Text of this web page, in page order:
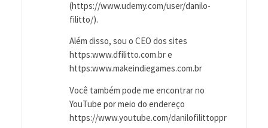
(https://www.udemy.com/user/danilo-
filitto/).
Além disso, sou o CEO dos sites
https:www.dfilitto.com.br e
https:www.makeindiegames.com.br
Você também pode me encontrar no
YouTube por meio do endereço
https://www.youtube.com/danilofilittoppr